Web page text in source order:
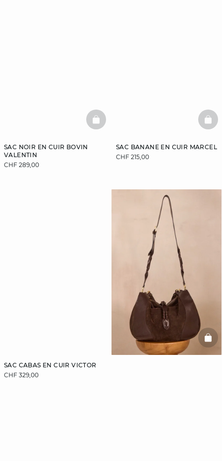
SAC NOIR EN CUIR BOVIN
VALENTIN
CHF 289,00
BASKETFULL
SAC BANANE EN CUIR MARCEL
CHF 215,00
SAC CABAS EN CUIR VICTOR
CHF 329,00